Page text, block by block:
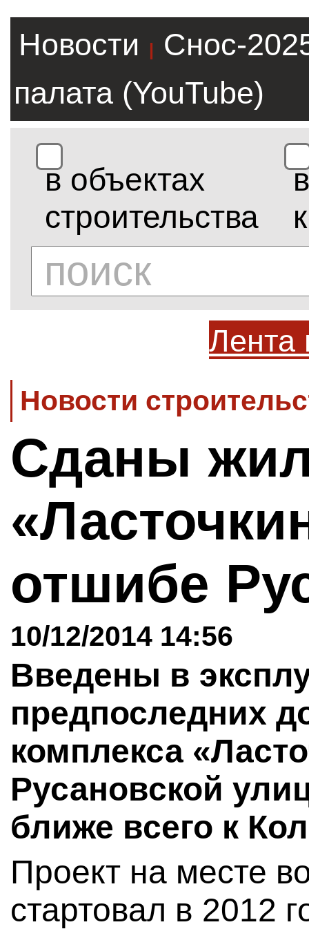
Новости |
Снос-
палата (YouTube)
в объектах
строительства
в
Лента
Новости
Сданы
отшибе
10/12/2014 14:56
Введены в
предпоследних
комплекса
Русановской
ближе всего к
Проект на месте
стартовал в 2012